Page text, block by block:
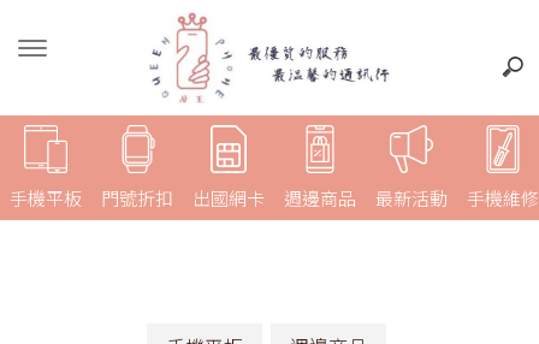
手機平板 門號折扣 週邊商品 最新活動 手機維修
出國網卡